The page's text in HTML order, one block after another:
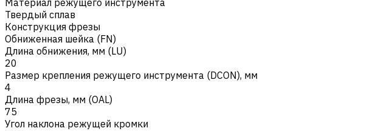
Твердый сплав
Конструкция фрезы
Обниженная шейка (FN)
Длина обнижения, мм (LU)
20
Размер крепления режущего инструмента (DCON), мм
4
Длина фрезы, мм (OAL)
75
Угол наклона режущей кромки